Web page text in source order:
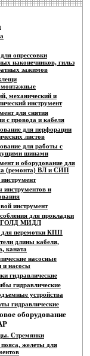
опрессовки
наконечников, гильз
зажимов
механический и
инструмент
для снятия
с провода и кабеля
для перфорации
листов
для работы с
шинами
и оборудование для
(ремонта) ВЛ и СИП
и
инструмент
для прокладки
ГОЛД МИДЛ
для перемотки КПП
длины кабеля,
каната
насосные
и насосы
гидравлические
гидравлические
устройства
гидравлические
оборудование
Стремянки
желеты для